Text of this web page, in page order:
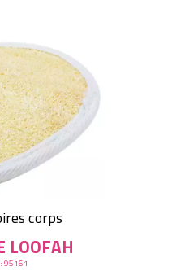
corps
LOOFAH
95161